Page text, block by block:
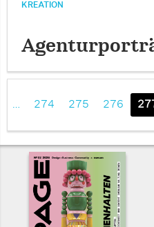
KREATION
… 274 275 276